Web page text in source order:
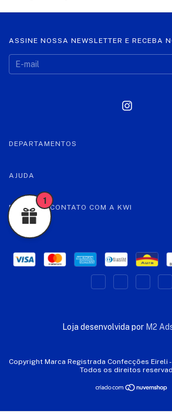
ASSINE NOSSA NEWSLETTER E RECEBA
DEPARTAMENTOS
AJUDA
ENTRE EM CONTATO COM A KWI
Loja desenvolvida por M2
Copyright Marca Registrada Confecções Eireli -
Todos os direitos
1